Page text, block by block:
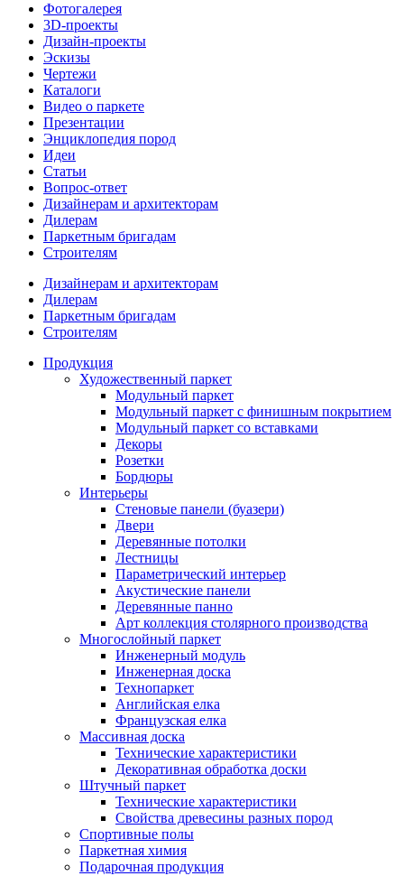
Фотогалерея
3D-проекты
Дизайн-проекты
Эскизы
Чертежи
Каталоги
Видео о паркете
Презентации
Энциклопедия пород
Идеи
Статьи
Вопрос-ответ
Дизайнерам и архитекторам
Дилерам
Паркетным бригадам
Строителям
Дизайнерам и архитекторам
Дилерам
Паркетным бригадам
Строителям
Продукция
Художественный паркет
Модульный паркет
Модульный паркет с финишным покрытием
Модульный паркет со вставками
Декоры
Розетки
Бордюры
Интерьеры
Стеновые панели (буазери)
Двери
Деревянные потолки
Лестницы
Параметрический интерьер
Акустические панели
Деревянные панно
Арт коллекция столярного производства
Многослойный паркет
Инженерный модуль
Инженерная доска
Технопаркет
Английская елка
Французская елка
Массивная доска
Технические характеристики
Декоративная обработка доски
Штучный паркет
Технические характеристики
Свойства древесины разных пород
Спортивные полы
Паркетная химия
Подарочная продукция